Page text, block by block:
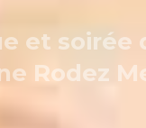
et
Rodez